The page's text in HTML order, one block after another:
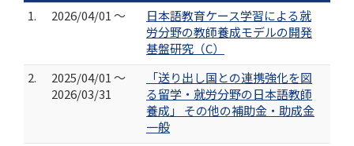
1.
2026/04/01 ～
日本語教育ケース学習による就
労分野の教師養成モデルの開発
基盤研究（C）
2.
2025/04/01 ～
2026/03/31
「送り出し国との連携強化を図
る留学・就労分野の日本語教師
養成」 その他の補助金・助成金
一般